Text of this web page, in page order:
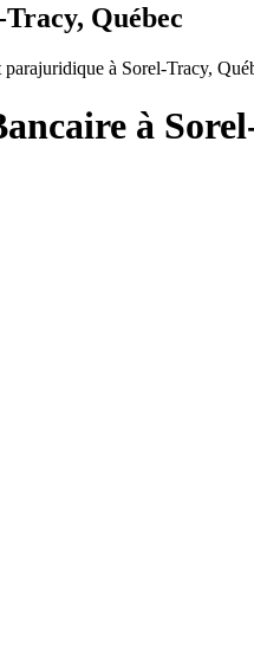
Québec
à Sorel-Tracy,
à